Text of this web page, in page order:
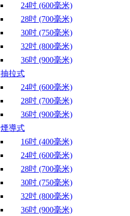
24吋 (600毫米)
28吋 (700毫米)
30吋 (750毫米)
32吋 (800毫米)
36吋 (900毫米)
抽拉式
24吋 (600毫米)
28吋 (700毫米)
36吋 (900毫米)
煙導式
16吋 (400毫米)
24吋 (600毫米)
28吋 (700毫米)
30吋 (750毫米)
32吋 (800毫米)
36吋 (900毫米)